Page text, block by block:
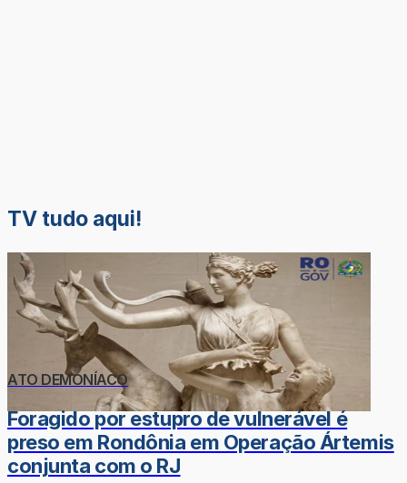
TV tudo aqui!
ATO DEMONÍACO
Foragido por estupro de vulnerável é
preso em Rondônia em Operação Ártemis
conjunta com o RJ